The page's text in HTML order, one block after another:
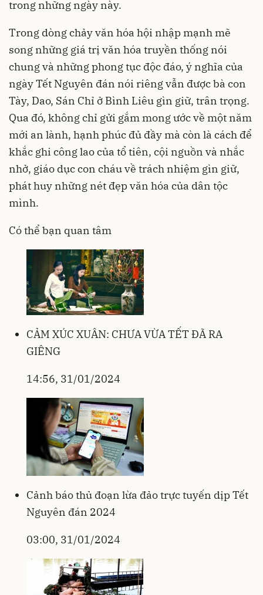
trong những ngày này.
Trong dòng chảy văn hóa hội nhập mạnh mẽ
song những giá trị văn hóa truyền thống nói
chung và những phong tục độc đáo, ý nghĩa của
ngày Tết Nguyên đán nói riêng vẫn được bà con
Tày, Dao, Sán Chỉ ở Bình Liêu gìn giữ, trân trọng.
Qua đó, không chỉ gửi gắm mong ước về một năm
mới an lành, hạnh phúc đủ đầy mà còn là cách để
khắc ghi công lao của tổ tiên, cội nguồn và nhắc
nhở, giáo dục con cháu về trách nhiệm gìn giữ,
phát huy những nét đẹpvăn hóa của dân tộc
mình.
Có thể bạn quan tâm
CẢM XÚC XUÂN: CHƯA VỪA TẾT ĐÃ RA
GIÊNG
14:56, 31/01/2024
Cảnh báo thủ đoạn lừa đảo trực tuyến dịp Tết
Nguyên đán 2024
03:00, 31/01/2024